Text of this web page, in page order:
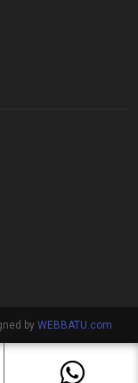
by WEBBATU.com